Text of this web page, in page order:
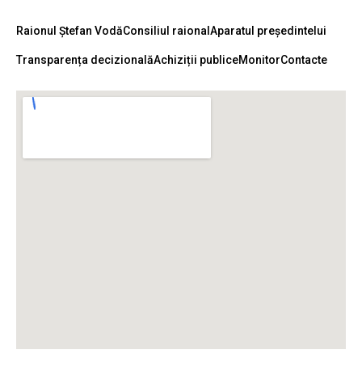
Raionul Ștefan VodăConsiliul raional Aparatul președintelui
Transparența decizionalăAchiziții publiceMonitorContacte